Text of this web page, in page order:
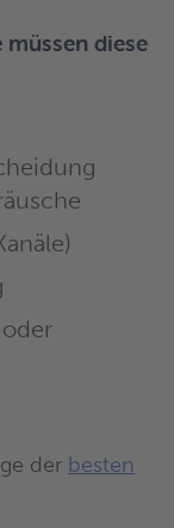
diese
der besten